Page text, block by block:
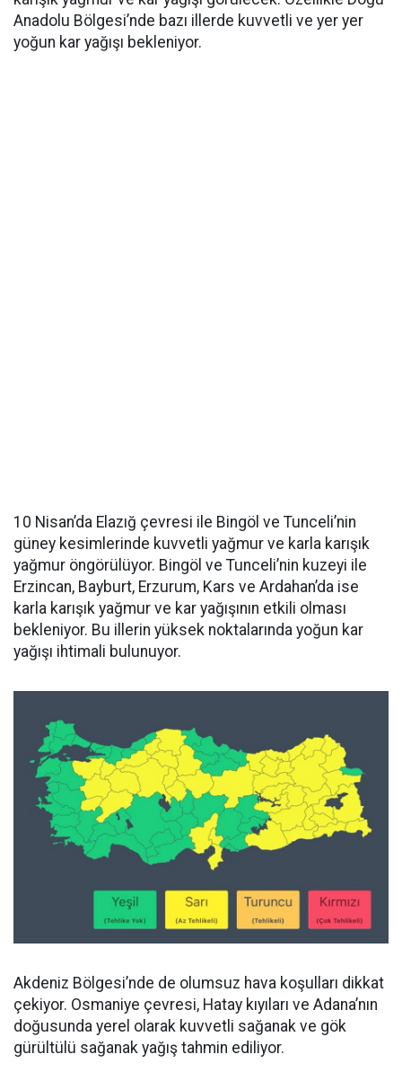
Anadolu Bölgesi’nde bazı illerde kuvvetli ve yer yer
yoğun kar yağışı bekleniyor.
10 Nisan’da Elazığ çevresi ile Bingöl ve Tunceli’nin
güney kesimlerinde kuvvetli yağmur ve karla karışık
yağmur öngörülüyor. Bingöl ve Tunceli’nin kuzeyi ile
Erzincan, Bayburt, Erzurum, Kars ve Ardahan’da ise
karla karışık yağmur ve kar yağışının etkili olması
bekleniyor. Bu illerin yüksek noktalarında yoğun kar
yağışı ihtimali bulunuyor.
Akdeniz Bölgesi’nde de olumsuz hava koşulları dikkat
çekiyor. Osmaniye çevresi, Hatay kıyıları ve Adana’nın
doğusunda yerel olarak kuvvetli sağanak ve gök
gürültülü sağanak yağış tahmin ediliyor.